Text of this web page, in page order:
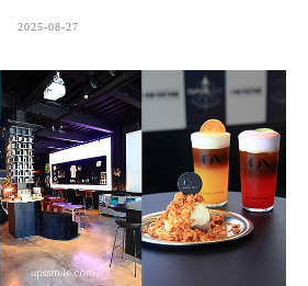
2025-08-27